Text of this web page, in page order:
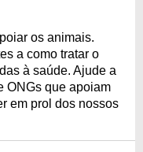
os animais.
a como tratar o
à saúde. Ajude a
ONGs que apoiam
em prol dos nossos